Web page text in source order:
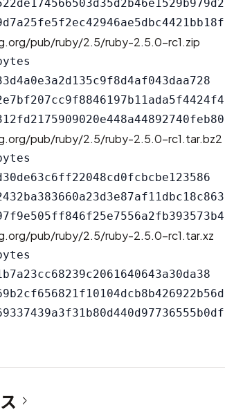
pub/ruby/2.5/ruby-2.5.0-rc1.zip
pub/ruby/2.5/ruby-2.5.0-rc1.tar.bz2
pub/ruby/2.5/ruby-2.5.0-rc1.tar.xz